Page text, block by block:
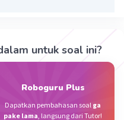
sebagai nutrisi
tumbuh dengan
untuk soal ini?
Roboguru Plus
Dapatkan pembahasan soal ga
pake lama, langsung dari Tutor!